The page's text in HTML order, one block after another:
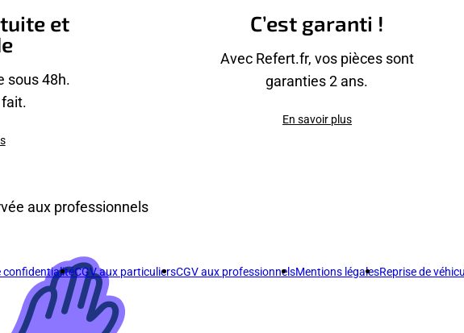
et
sous 48h.
C’est garanti !
Avec Refert.fr, vos pièces sont
garanties 2 ans.
En savoir plus
aux professionnels
confidentialitéCGV aux particuliersCGV aux professionnelsMentions légalesReprise de